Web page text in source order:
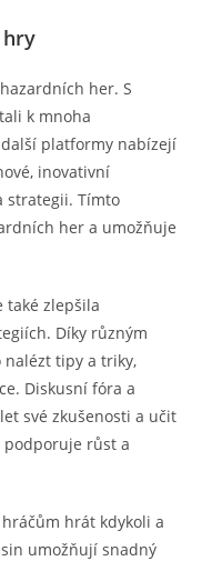
hry
her. S
k mnoha
platformy nabízejí
inovativní
strategii. Tímto
her a umožňuje
také zlepšila
Díky různým
tipy a triky,
Diskusní fóra a
své zkušenosti a učit
podporuje růst a
hrát kdykoli a
umožňují snadný